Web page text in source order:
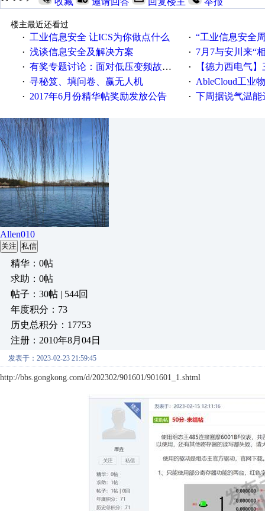
楼主最近还看过
·
工业信息安全 让ICS为你做点什么 · “工业信息安全周之我见”
· 浅谈信息安全及解决方案 · 7月7与安川来“
· 有奖专题讨论：面对低压变频故障，老手是这样解决的！ · 【德力西电气】三
· 寻秘笈、填问卷、赢无人机 · AbleCloud工业物联
· 2017年6月份精华帖奖励发放公告 · 下周据说气温能
Allen010
关注 私信
精华：0帖
求助：0帖
帖子：30帖 | 544回
年度积分：73
历史总积分：17753
注册：2010年8月04日
发表于：2023-02-23 21:59:45
http://bbs.gongkong.com/d/202302/901601/901601_1.shtml